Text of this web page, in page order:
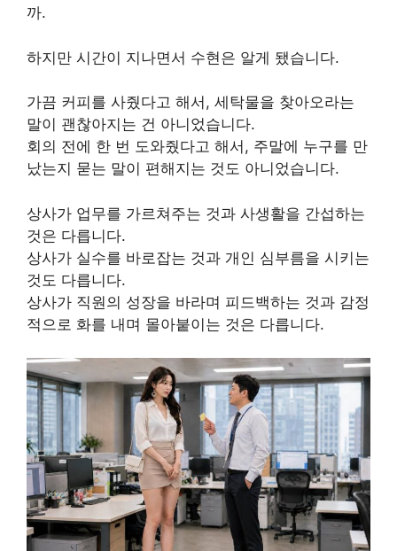
까.
하지만 시간이 지나면서 수현은 알게 됐습니다.
가끔 커피를 사줬다고 해서, 세탁물을 찾아오라는
말이 괜찮아지는 건 아니었습니다.
회의 전에 한 번 도와줬다고 해서, 주말에 누구를 만
났는지 묻는 말이 편해지는 것도 아니었습니다.
상사가 업무를 가르쳐주는 것과 사생활을 간섭하는
것은 다릅니다.
상사가 실수를 바로잡는 것과 개인 심부름을 시키는
것도 다릅니다.
상사가 직원의 성장을 바라며 피드백하는 것과 감정
적으로 화를 내며 몰아붙이는 것은 다릅니다.